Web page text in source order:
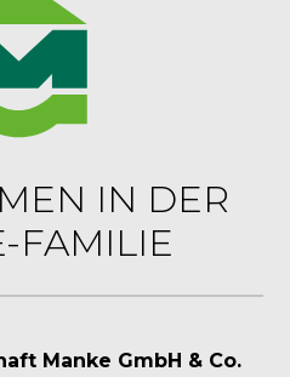
IN DER
FAMILIE
Manke GmbH & Co.